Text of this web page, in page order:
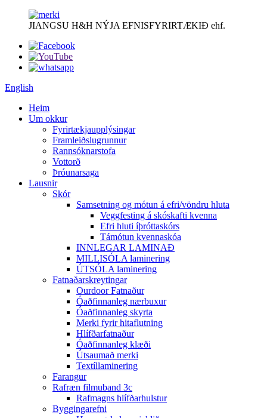
JIANGSU H&H NÝJA EFNISFYRIRTÆKIÐ ehf.
English
Heim
Um okkur
Fyrirtækjaupplýsingar
Framleiðslugrunnur
Rannsóknarstofa
Vottorð
Þróunarsaga
Lausnir
Skór
Samsetning og mótun á efri/vöndru hluta
Veggfesting á skóskafti kvenna
Efri hluti íþróttaskórs
Támótun kvennaskóa
INNLEGAR LAMINAÐ
MILLISÓLA laminering
ÚTSÓLA laminering
Fatnaðarskreytingar
Ourdoor Fatnaður
Óaðfinnanleg nærbuxur
Óaðfinnanleg skyrta
Merki fyrir hitaflutning
Hlífðarfatnaður
Óaðfinnanleg klæði
Útsaumað merki
Textíllaminering
Farangur
Rafræn filmuband 3c
Rafmagns hlífðarhulstur
Byggingarefni